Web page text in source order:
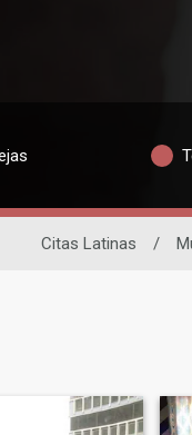
Citas Latinas /